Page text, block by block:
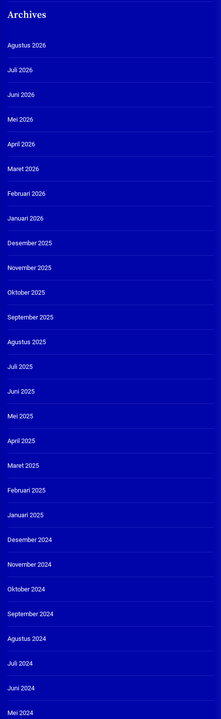
Archives
Agustus 2026
Juli 2026
Juni 2026
Mei 2026
April 2026
Maret 2026
Februari 2026
Januari 2026
Desember 2025
November 2025
Oktober 2025
September 2025
Agustus 2025
Juli 2025
Juni 2025
Mei 2025
April 2025
Maret 2025
Februari 2025
Januari 2025
Desember 2024
November 2024
Oktober 2024
September 2024
Agustus 2024
Juli 2024
Juni 2024
Mei 2024